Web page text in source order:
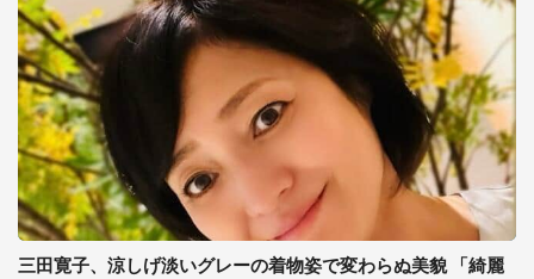
三田寛子、涼しげ淡いグレーの着物姿で変わらぬ美貌 「綺麗